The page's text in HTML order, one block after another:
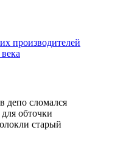
производителей
депо сломался
обточки
старый